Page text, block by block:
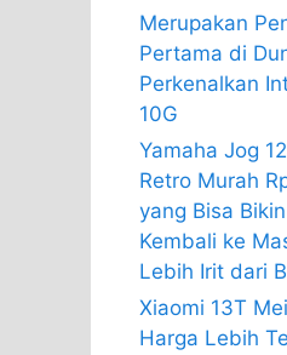
Merupakan
Pertama di
Perkenalkan
10G
Yamaha Jog
Retro Murah
yang Bisa
Kembali ke
Lebih Irit dari
Xiaomi 13T
Harga Lebih